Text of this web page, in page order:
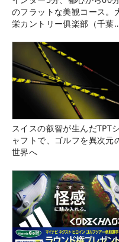
のフラットな美観コース。
栄カントリー俱楽部（千葉
スイスの叡智が生んだTPTシ
ャフトで、ゴルフを異次元
世界へ